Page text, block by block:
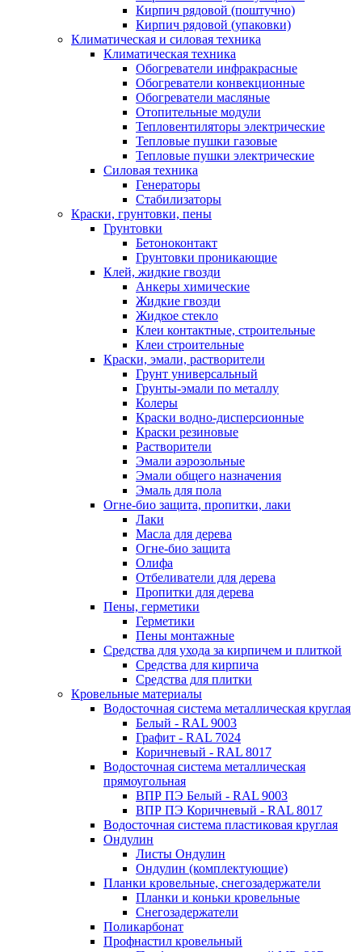
Кирпич рядовой (поштучно)
Кирпич рядовой (упаковки)
Климатическая и силовая техника
Климатическая техника
Обогреватели инфракрасные
Обогреватели конвекционные
Обогреватели масляные
Отопительные модули
Тепловентиляторы электрические
Тепловые пушки газовые
Тепловые пушки электрические
Силовая техника
Генераторы
Стабилизаторы
Краски, грунтовки, пены
Грунтовки
Бетоноконтакт
Грунтовки проникающие
Клей, жидкие гвозди
Анкеры химические
Жидкие гвозди
Жидкое стекло
Клеи контактные, строительные
Клеи строительные
Краски, эмали, растворители
Грунт универсальный
Грунты-эмали по металлу
Колеры
Краски водно-дисперсионные
Краски резиновые
Растворители
Эмали аэрозольные
Эмали общего назначения
Эмаль для пола
Огне-био защита, пропитки, лаки
Лаки
Масла для дерева
Огне-био защита
Олифа
Отбеливатели для дерева
Пропитки для дерева
Пены, герметики
Герметики
Пены монтажные
Средства для ухода за кирпичем и плиткой
Средства для кирпича
Средства для плитки
Кровельные материалы
Водосточная система металлическая круглая
Белый - RAL 9003
Графит - RAL 7024
Коричневый - RAL 8017
Водосточная система металлическая
прямоугольная
ВПР ПЭ Белый - RAL 9003
ВПР ПЭ Коричневый - RAL 8017
Водосточная система пластиковая круглая
Ондулин
Листы Ондулин
Ондулин (комплектующие)
Планки кровельные, снегозадержатели
Планки и коньки кровельные
Снегозадержатели
Поликарбонат
Профнастил кровельный